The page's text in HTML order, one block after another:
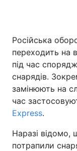
Російська
переходить на
під час
снарядів.
замінюють на
час
Express.
Наразі відомо,
потрапили